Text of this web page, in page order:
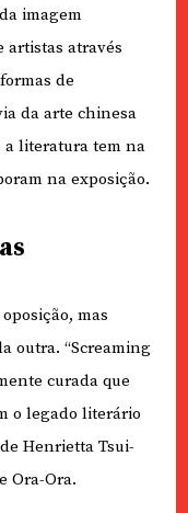
imagem
artistas através
de
da arte chinesa
a literatura tem na
na exposição.
mas
outra. “Screaming
curada que
o legado literário
Henrietta Tsui-
Ora-Ora.